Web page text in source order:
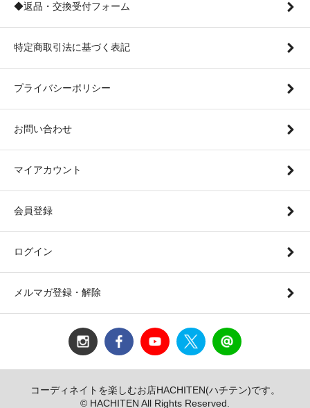
◆返品・交換受付フォーム
特定商取引法に基づく表記
プライバシーポリシー
お問い合わせ
マイアカウント
会員登録
ログイン
メルマガ登録・解除
コーディネイトを楽しむお店HACHITEN(ハチテン)です。
© HACHITEN All Rights Reserved.